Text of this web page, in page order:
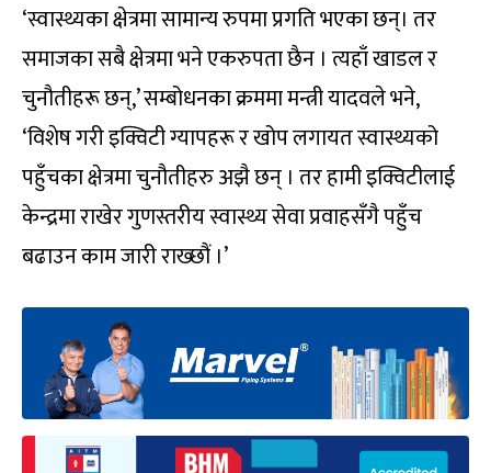
‘स्वास्थ्यका क्षेत्रमा सामान्य रुपमा प्रगति भएका छन्। तर
समाजका सबै क्षेत्रमा भने एकरुपता छैन । त्यहाँ खाडल र
चुनौतीहरू छन्,’ सम्बोधनका क्रममा मन्त्री यादवले भने,
‘विशेष गरी इक्विटी ग्यापहरू र खोप लगायत स्वास्थ्यको
पहुँचका क्षेत्रमा चुनौतीहरु अझै छन् । तर हामी इक्विटीलाई
केन्द्रमा राखेर गुणस्तरीय स्वास्थ्य सेवा प्रवाहसँगै पहुँच
बढाउन काम जारी राख्छौं ।’